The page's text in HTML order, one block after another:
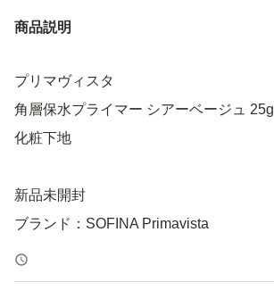
商品説明
プリマヴィスタ
角層保水プライマー シアーベージュ 25g
化粧下地
新品未開封
ブランド：SOFINA Primavista